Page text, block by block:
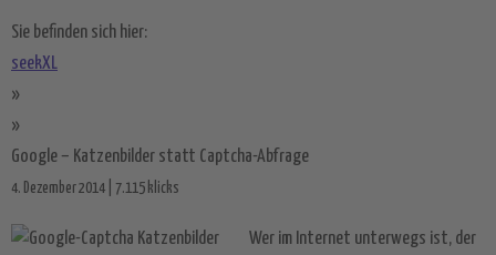
Sie befinden sich hier:
seekXL
»
»
Google – Katzenbilder statt Captcha-Abfrage
4. Dezember 2014 | 7.115 klicks
Wer im Internet unterwegs ist, der